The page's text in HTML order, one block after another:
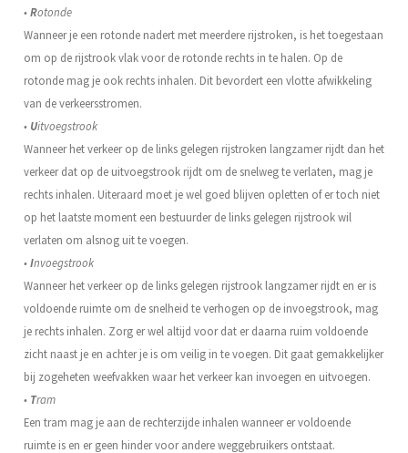
•Rotonde
Wanneer je een rotonde nadert met meerdere rijstroken, is het toegestaan
om op de rijstrook vlak voor de rotonde rechts in te halen. Op de
rotonde mag je ook rechts inhalen. Dit bevordert een vlotte afwikkeling
van de verkeersstromen.
• Uitvoegstrook
Wanneer het verkeer op de links gelegen rijstroken langzamer rijdt dan het
verkeer dat op de uitvoegstrook rijdt om de snelweg te verlaten, mag je
rechts inhalen. Uiteraard moet je wel goed blijven opletten of er toch niet
op het laatste moment een bestuurder de links gelegen rijstrook wil
verlaten om alsnog uit te voegen.
•Invoegstrook
Wanneer het verkeer op de links gelegen rijstrook langzamer rijdt en er is
voldoende ruimte om de snelheid te verhogen op de invoegstrook, mag
je rechts inhalen. Zorg er wel altijd voor dat er daarna ruim voldoende
zicht naast je en achter je is om veilig in te voegen. Dit gaat gemakkelijker
bij zogeheten weefvakken waar het verkeer kan invoegen en uitvoegen.
• Tram
Een tram mag je aan de rechterzijde inhalen wanneer er voldoende
ruimte is en er geen hinder voor andere weggebruikers ontstaat.